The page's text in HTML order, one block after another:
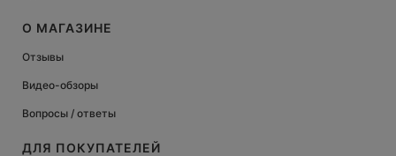
О МАГАЗИНЕ
Отзывы
Видео-обзоры
Вопросы / ответы
ДЛЯ ПОКУПАТЕЛЕЙ